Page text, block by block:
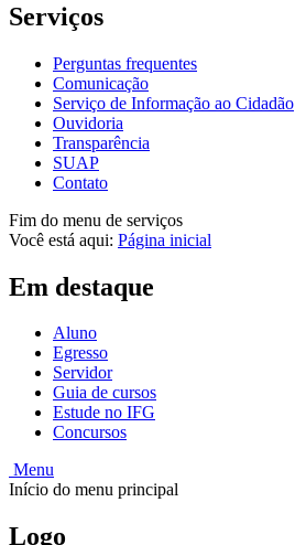
Serviços
Perguntas frequentes
Comunicação
Serviço de Informação ao Cidadão
Ouvidoria
Transparência
SUAP
Contato
Fim do menu de serviços
Você está aqui: Página inicial
Em destaque
Aluno
Egresso
Servidor
Guia de cursos
Estude no IFG
Concursos
Menu
Início do menu principal
Logo